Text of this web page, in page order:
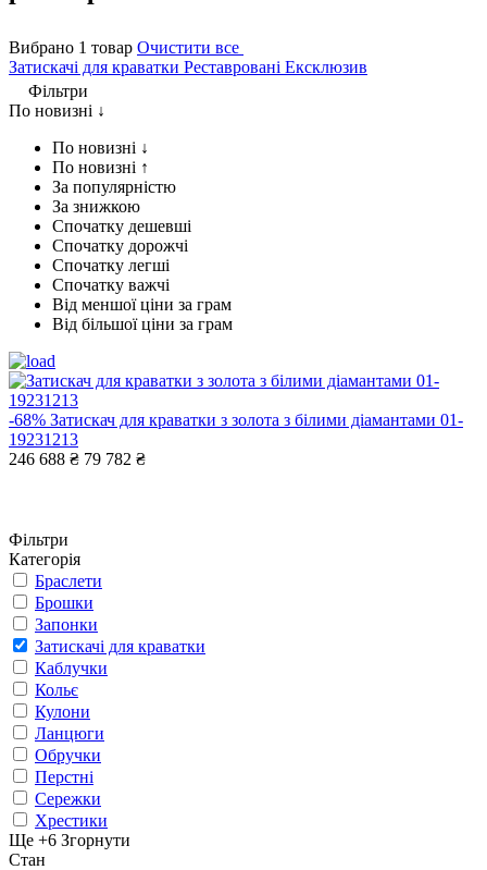
Вибрано 1 товар Очистити все
Затискачі для краватки Реставровані Ексклюзив
Фільтри
По новизні ↓
По новизні ↓
По новизні ↑
За популярністю
За знижкою
Спочатку дешевші
Спочатку дорожчі
Спочатку легші
Спочатку важчі
Від меншої ціни за грам
Від більшої ціни за грам
-68% Затискач для краватки з золота з білими діамантами 01-
19231213
246 688 ₴ 79 782 ₴
Фільтри
Категорія
Браслети
Брошки
Запонки
Затискачі для краватки
Каблучки
Кольє
Кулони
Ланцюги
Обручки
Перстні
Сережки
Хрестики
Ще +6 Згорнути
Стан